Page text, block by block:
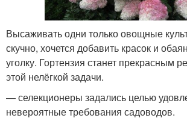
Высаживать одни только овощные
скучно, хочется добавить красок и
уголку. Гортензия станет прекрасным
этой нелёгкой задачи.
— селекционеры задались целью
невероятные требования садоводов.